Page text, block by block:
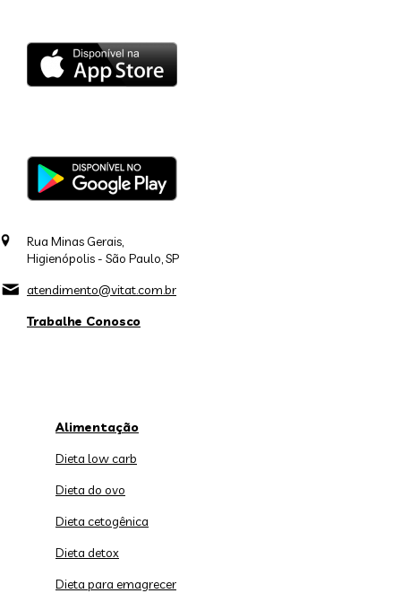
Rua Minas Gerais,
Higienópolis - São Paulo, SP
atendimento@vitat.com.br
Trabalhe Conosco
Alimentação
Dieta low carb
Dieta do ovo
Dieta cetogênica
Dieta detox
Dieta para emagrecer